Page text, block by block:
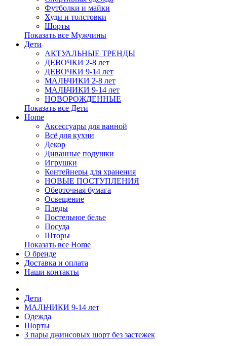
Футболки и майки
Худи и толстовки
Шорты
Показать все Мужчины
Дети
АКТУАЛЬНЫЕ ТРЕНДЫ
ДЕВОЧКИ 2-8 лет
ДЕВОЧКИ 9-14 лет
МАЛЬЧИКИ 2-8 лет
МАЛЬЧИКИ 9-14 лет
НОВОРОЖДЕННЫЕ
Показать все Дети
Home
Аксессуары для ванной
Всё для кухни
Декор
Диванные подушки
Игрушки
Контейнеры для хранения
НОВЫЕ ПОСТУПЛЕНИЯ
Оберточная бумага
Освещение
Пледы
Постельное белье
Посуда
Шторы
Показать все Home
О бренде
Доставка и оплата
Наши контакты
Дети
МАЛЬЧИКИ 9-14 лет
Одежда
Шорты
3 пары джинсовых шорт без застежек